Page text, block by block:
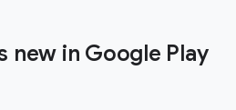
new in Google Play